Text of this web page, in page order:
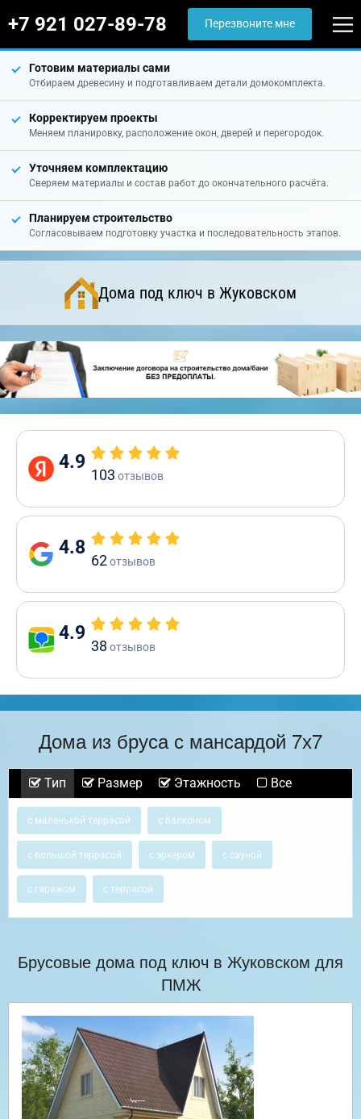
+7 921 027-89-78 Перезвоните мне
Готовим материалы сами
Отбираем древесину и подготавливаем детали домокомплекта.
Корректируем проекты
Меняем планировку, расположение окон, дверей и перегородок.
Уточняем комплектацию
Сверяем материалы и состав работ до окончательного расчёта.
Планируем строительство
Согласовываем подготовку участка и последовательность этапов.
Дома под ключ в Жуковском
4.9
103 отзывов
4.8
62отзывов
4.9
38 отзывов
Дома из бруса с мансардой 7х7
Тип Размер Этажность Все
с маленькой террасой с балконом
с большой террасой с эркером с сауной
с гаражом с террасой
Брусовые дома под ключ в Жуковском для
ПМЖ